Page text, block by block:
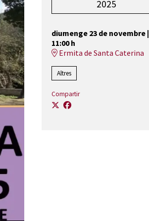
2025
diumenge 23 de novembre|
11:00 h
Ermita de Santa Caterina
Altres
Compartir